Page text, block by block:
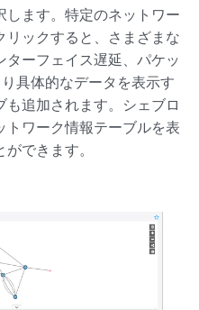
します。特定のネットワー
リックすると、さまざまな
ーフェイス遅延、パケッ
具体的なデータを表示す
追加されます。シェブロ
トワーク情報テーブルを表
できます。